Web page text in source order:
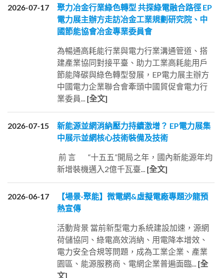
2026-07-17
聚力冶金行業綠色轉型 共探綠電融合路徑 EP
電力展主辦方走訪冶金工業規劃研究院、中
國節能協會冶金專業委員會
為暢通高耗能行業與電力行業溝通管道、搭
建產業協同對接平臺、助力工業高耗能用戶
節能降碳與綠色轉型發展，EP電力展主辦方
中國電力企業聯合會牽頭中國貿促會電力行
業委員... [全文]
2026-07-15
新能源並網消納壓力持續激增？ EP電力展集
中展示並網核心技術裝備及技術
前 言 “十五五”開局之年，國內新能源年均
新增裝機邁入2億千瓦臺... [全文]
2026-06-17
【場景·聚能】微電網&虛擬電廠專題沙龍預
熱宣傳
活動背景 當前新型電力系統建設加速，源網
荷儲協同、綠電高效消納、用電降本增效、
電力安全合規等問題，成為工業企業、產業
園區、能源服務商、電網企業普遍面臨... [全
文]